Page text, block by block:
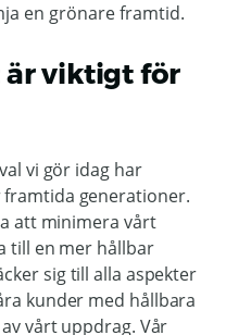
en grönare framtid.
viktigt för
vi gör idag har
framtida generationer.
att minimera vårt
till en mer hållbar
sig till alla aspekter
kunder med hållbara
vårt uppdrag. Vår